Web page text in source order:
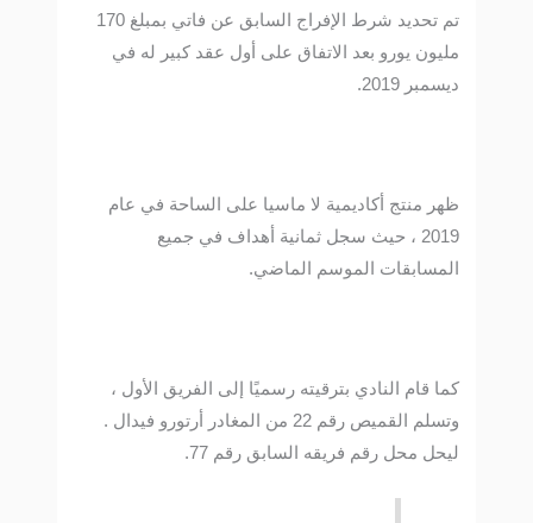
تم تحديد شرط الإفراج السابق عن فاتي بمبلغ 170
مليون يورو بعد الاتفاق على أول عقد كبير له في
ديسمبر 2019.
ظهر منتج أكاديمية لا ماسيا على الساحة في عام
2019 ، حيث سجل ثمانية أهداف في جميع
المسابقات الموسم الماضي.
كما قام النادي بترقيته رسميًا إلى الفريق الأول ،
وتسلم القميص رقم 22 من المغادر أرتورو فيدال .
ليحل محل رقم فريقه السابق رقم 77.